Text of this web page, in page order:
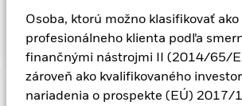
Osoba, ktorú možno klasifikovať ako
profesionálneho klienta podľa
finančnými nástrojmi II (2014/65/
zároveň ako kvalifikovaného
nariadenia o prospekte (EÚ) 2017/
librách.
Dôležitá informácia: Rizikový kapitál.